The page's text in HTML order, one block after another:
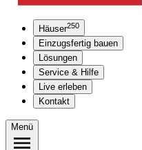
Häuser250
Einzugsfertig bauen
Lösungen
Service & Hilfe
Live erleben
Kontakt
Menü